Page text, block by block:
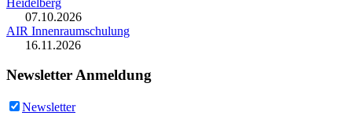
07.10.2026
AIR Innenraumschulung
16.11.2026
Newsletter Anmeldung
Newsletter